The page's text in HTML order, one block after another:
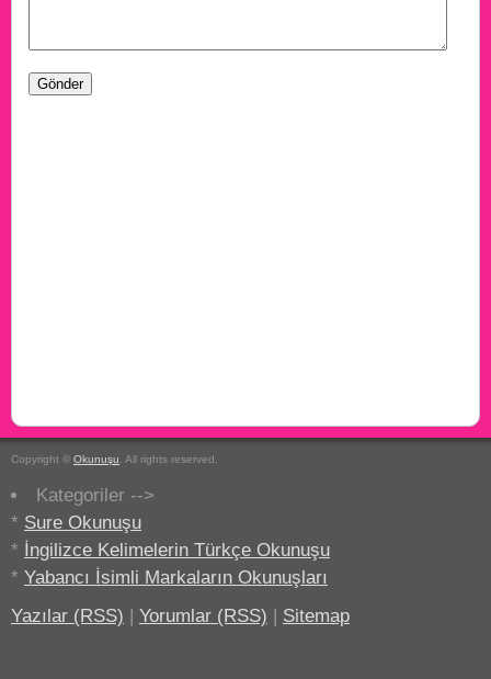
Copyright © Okunuşu . All rights reserved.
Kategoriler -->
* Sure Okunuşu
* İngilizce Kelimelerin Türkçe Okunuşu
* Yabancı İsimli Markaların Okunuşları
Yazılar (RSS) | Yorumlar (RSS) | Sitemap